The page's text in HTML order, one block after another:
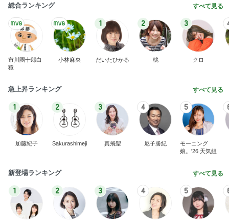
総合ランキング すべて見る
市川團十郎白
猿
小林麻央
1
だいたひかる
2
桃
3
クロ
急上昇ランキング すべて見る
1
加藤紀子
2
Sakurashimeji
3
真飛聖
4
尼子勝紀
5
モーニング
娘。'26 天気組
新登場ランキング すべて見る
1 2 3 4 5